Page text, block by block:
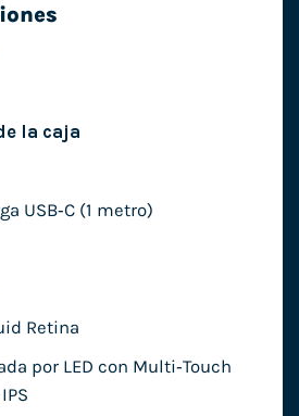
la caja
USB‑C (1 metro)
Retina
por LED con Multi‑Touch